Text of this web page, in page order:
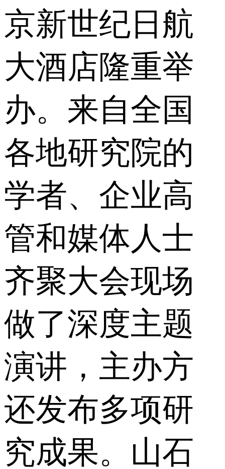
京新世纪日航
大酒店隆重举
办。来自全国
各地研究院的
学者、企业高
管和媒体人士
齐聚大会现场
做了深度主题
演讲，主办方
还发布多项研
究成果。山石